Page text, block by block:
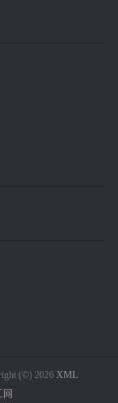
(©) 2026 XML
网